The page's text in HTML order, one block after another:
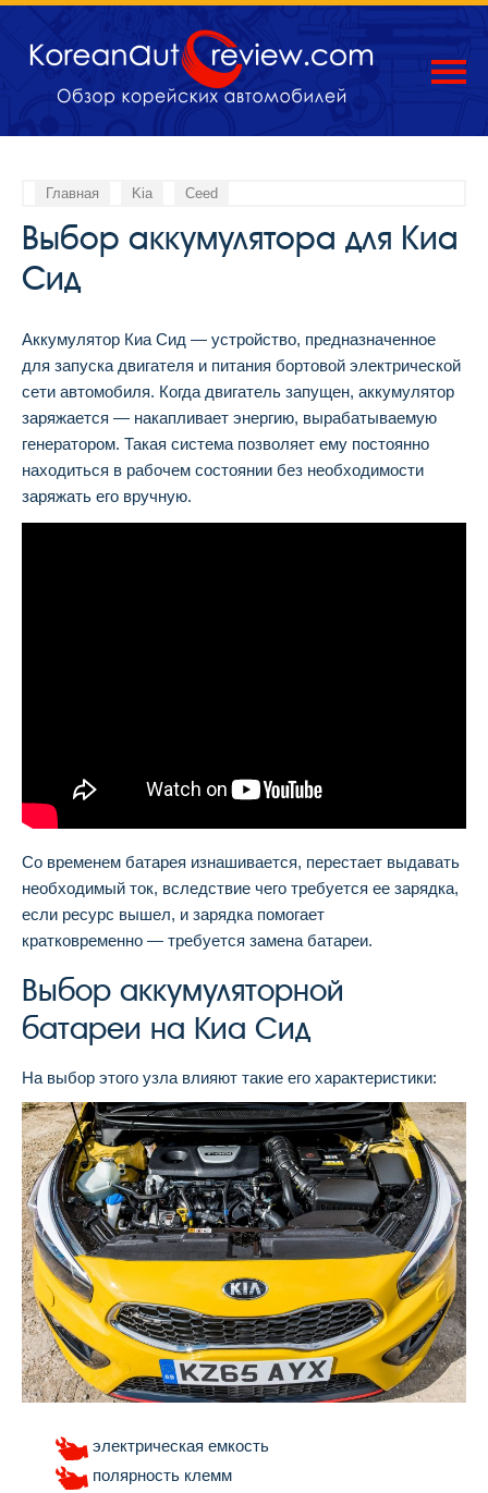
Главная Kia Ceed
Выбор аккумулятора для Киа
Сид
Аккумулятор Киа Сид — устройство, предназначенное
для запуска двигателя и питания бортовой электрической
сети автомобиля. Когда двигатель запущен, аккумулятор
заряжается — накапливает энергию, вырабатываемую
генератором. Такая система позволяет ему постоянно
находиться в рабочем состоянии без необходимости
заряжать его вручную.
Со временем батарея изнашивается, перестает выдавать
необходимый ток, вследствие чего требуется ее зарядка,
если ресурс вышел, и зарядка помогает
кратковременно — требуется замена батареи.
Выбор аккумуляторной
батареи на Киа Сид
На выбор этого узла влияют такие его характеристики:
электрическая емкость
полярность клемм